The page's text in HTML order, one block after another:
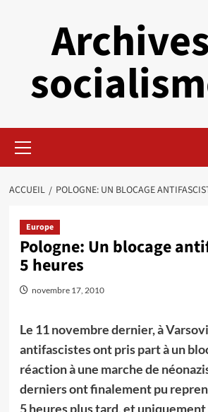
principal
ACCUEIL POLOGNE: UN BLOCAGE
Europe
Pologne: Un blocage
5 heures
novembre 17, 2010
Le 11 novembre dernier, à
antifascistes ont pris part à un
réaction à une marche de
derniers ont finalement pu
5 heures plus tard, et uniquement